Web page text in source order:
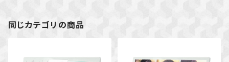
同じカテゴリの商品